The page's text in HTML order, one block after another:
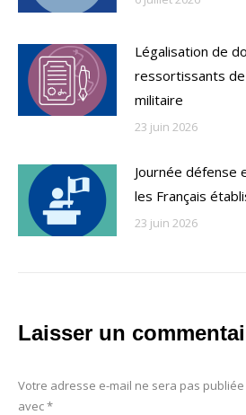
Légalisation de
ressortissants
militaire
23 juin 2026
Journée défense
les Français
23 juin 2026
Laisser un
Votre adresse e-mail ne sera pas
avec*